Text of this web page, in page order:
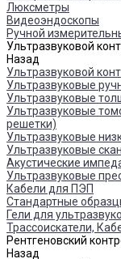
Люксметры
Видеоэндоскопы
Ручной
Ультразвуковой
Назад
Ультразвуковой
Ультразвуковые
Ультразвуковые
Ультразвуковые
решетки)
Ультразвуковые
Ультразвуковые
Акустические
Ультразвуковые
Кабели для ПЭП
Стандартные
Гели для
Трассоискатели,
Рентгеновский
Назад